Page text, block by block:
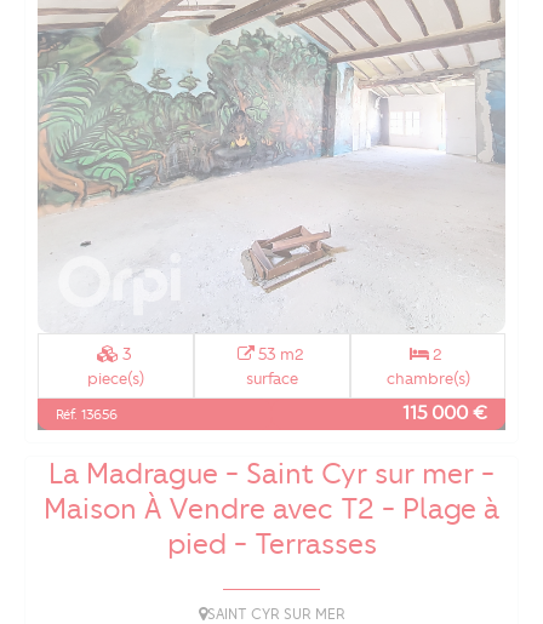
3
piece(s)
53 m2
surface
2
chambre(s)
Réf. 13656 115 000 €
La Madrague - Saint Cyr sur mer -
Maison À Vendre avec T2 - Plage à
pied - Terrasses
SAINT CYR SUR MER